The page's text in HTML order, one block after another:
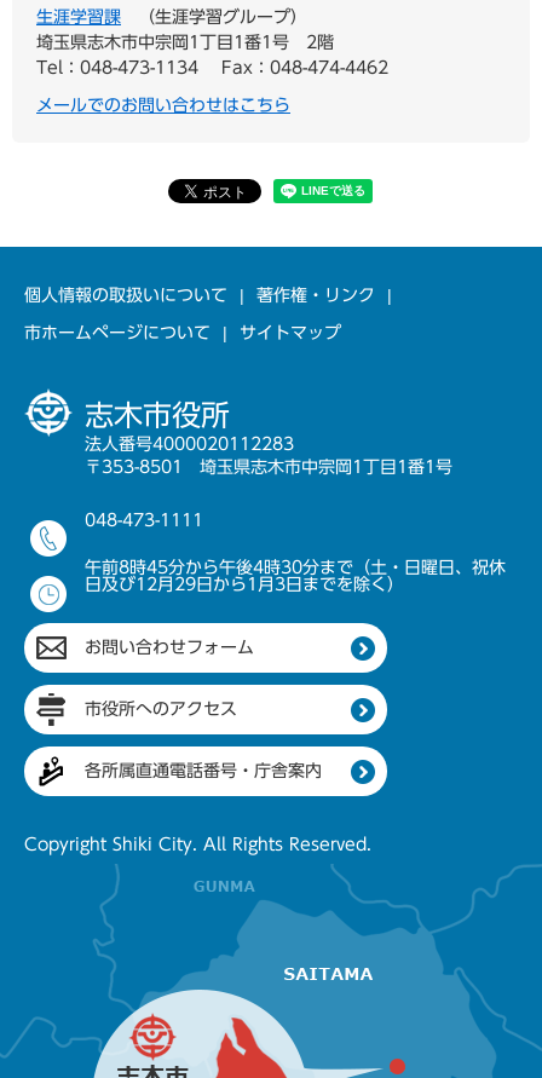
生涯学習課
生涯学習グループ
埼玉県志木市中宗岡1丁目1番1号 2階
Tel：048-473-1134
Fax：048-474-4462
メールでのお問い合わせはこちら
個人情報の取扱いについて 著作権・リンク
市ホームページについて サイトマップ
志木市役所
法人番号4000020112283
〒353-8501 埼玉県志木市中宗岡1丁目1番1号
048-473-1111
午前8時45分から午後4時30分まで（土・日曜日、祝休
日及び12月29日から1月3日までを除く）
お問い合わせフォーム
市役所へのアクセス
各所属直通電話番号・庁舎案内
Copyright Shiki City. All Rights Reserved.